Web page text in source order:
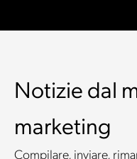
Notizie dal
marketing
Compilare, inviare,